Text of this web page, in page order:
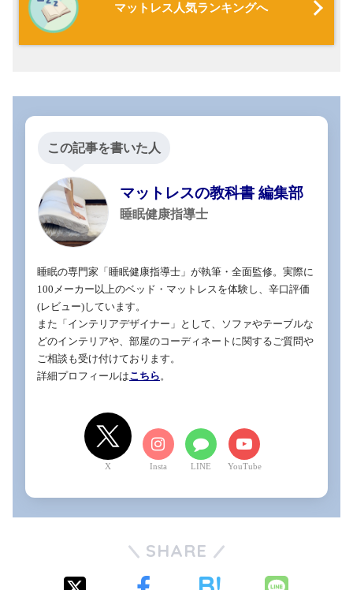
マットレス人気ランキングへ
この記事を書いた人
マットレスの教科書 編集部
睡眠健康指導士
睡眠の専門家「睡眠健康指導士」が執筆・全面監修。実際に
100メーカー以上のベッド・マットレスを体験し、辛口評価
(レビュー)しています。
また「インテリアデザイナー」として、ソファやテーブルな
どのインテリアや、部屋のコーディネートに関するご質問や
ご相談も受け付けております。
詳細プロフィールはこちら 。
X LINE YouTube
SHARE